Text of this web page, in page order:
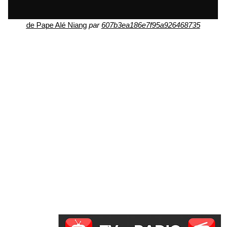
de Pape Alé Niang par607b3ea186e7f95a926468735